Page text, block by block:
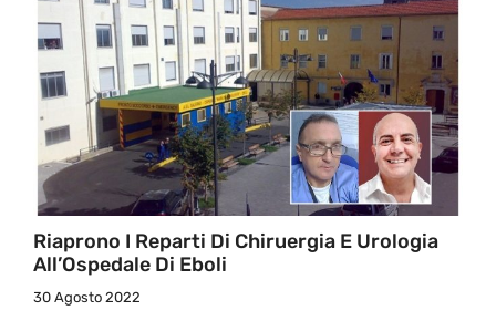
Riaprono I Reparti Di Chiruergia E Urologia
All’Ospedale Di Eboli
30 Agosto 2022